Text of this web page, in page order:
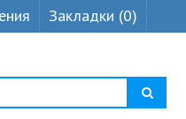
Закладки (0)